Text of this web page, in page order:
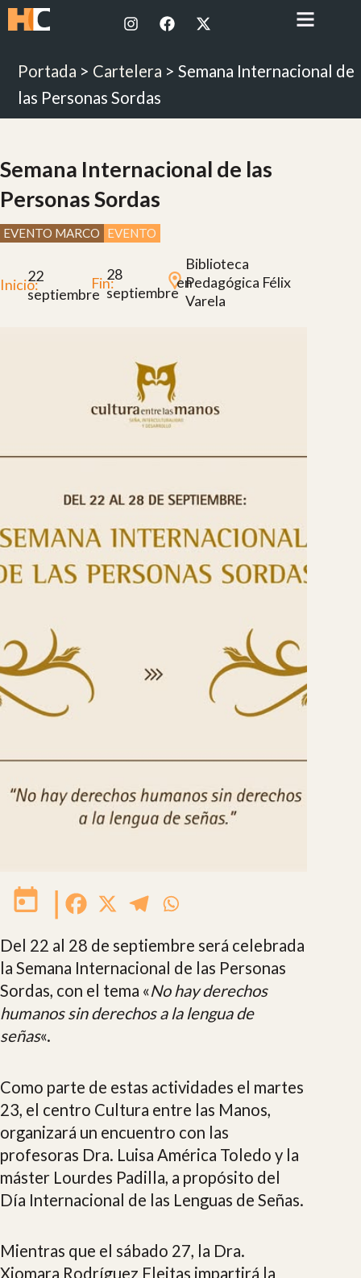
I
n
t
a
g
r
a
F
a
b
k
X
-
i
e
Portada > Cartelera >Semana Internacional de
las Personas Sordas
Semana Internacional de las
Personas Sordas
EVENTO MARCO EVENTO
Inicio:
22
septiembre
Fin:
28
septiembre
en
Biblioteca
Pedagógica Félix
Varela
Del 22 al 28 de septiembre será celebrada
la Semana Internacional de las Personas
Sordas, con el tema «No hay derechos
humanos sin derechos a la lengua de
señas«.
Como parte de estas actividades el martes
23, el centro Cultura entre las Manos,
organizará un encuentro con las
profesoras Dra. Luisa América Toledo y la
máster Lourdes Padilla, a propósito del
Día Internacional de las Lenguas de Señas.
Mientras que el sábado 27, la Dra.
Xiomara Rodríguez Fleitas impartirá la